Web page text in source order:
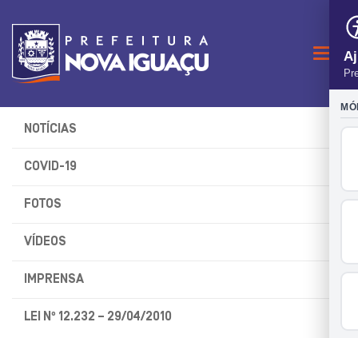
NOTÍCIAS
COVID-19
FOTOS
VÍDEOS
IMPRENSA
LEI Nº 12.232 – 29/04/2010